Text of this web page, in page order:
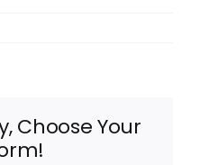
Choose Your